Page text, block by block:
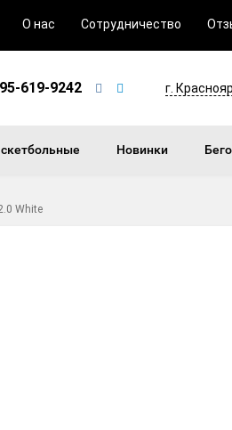
О нас Сотрудничество
619-9242 г.
Новинки
White